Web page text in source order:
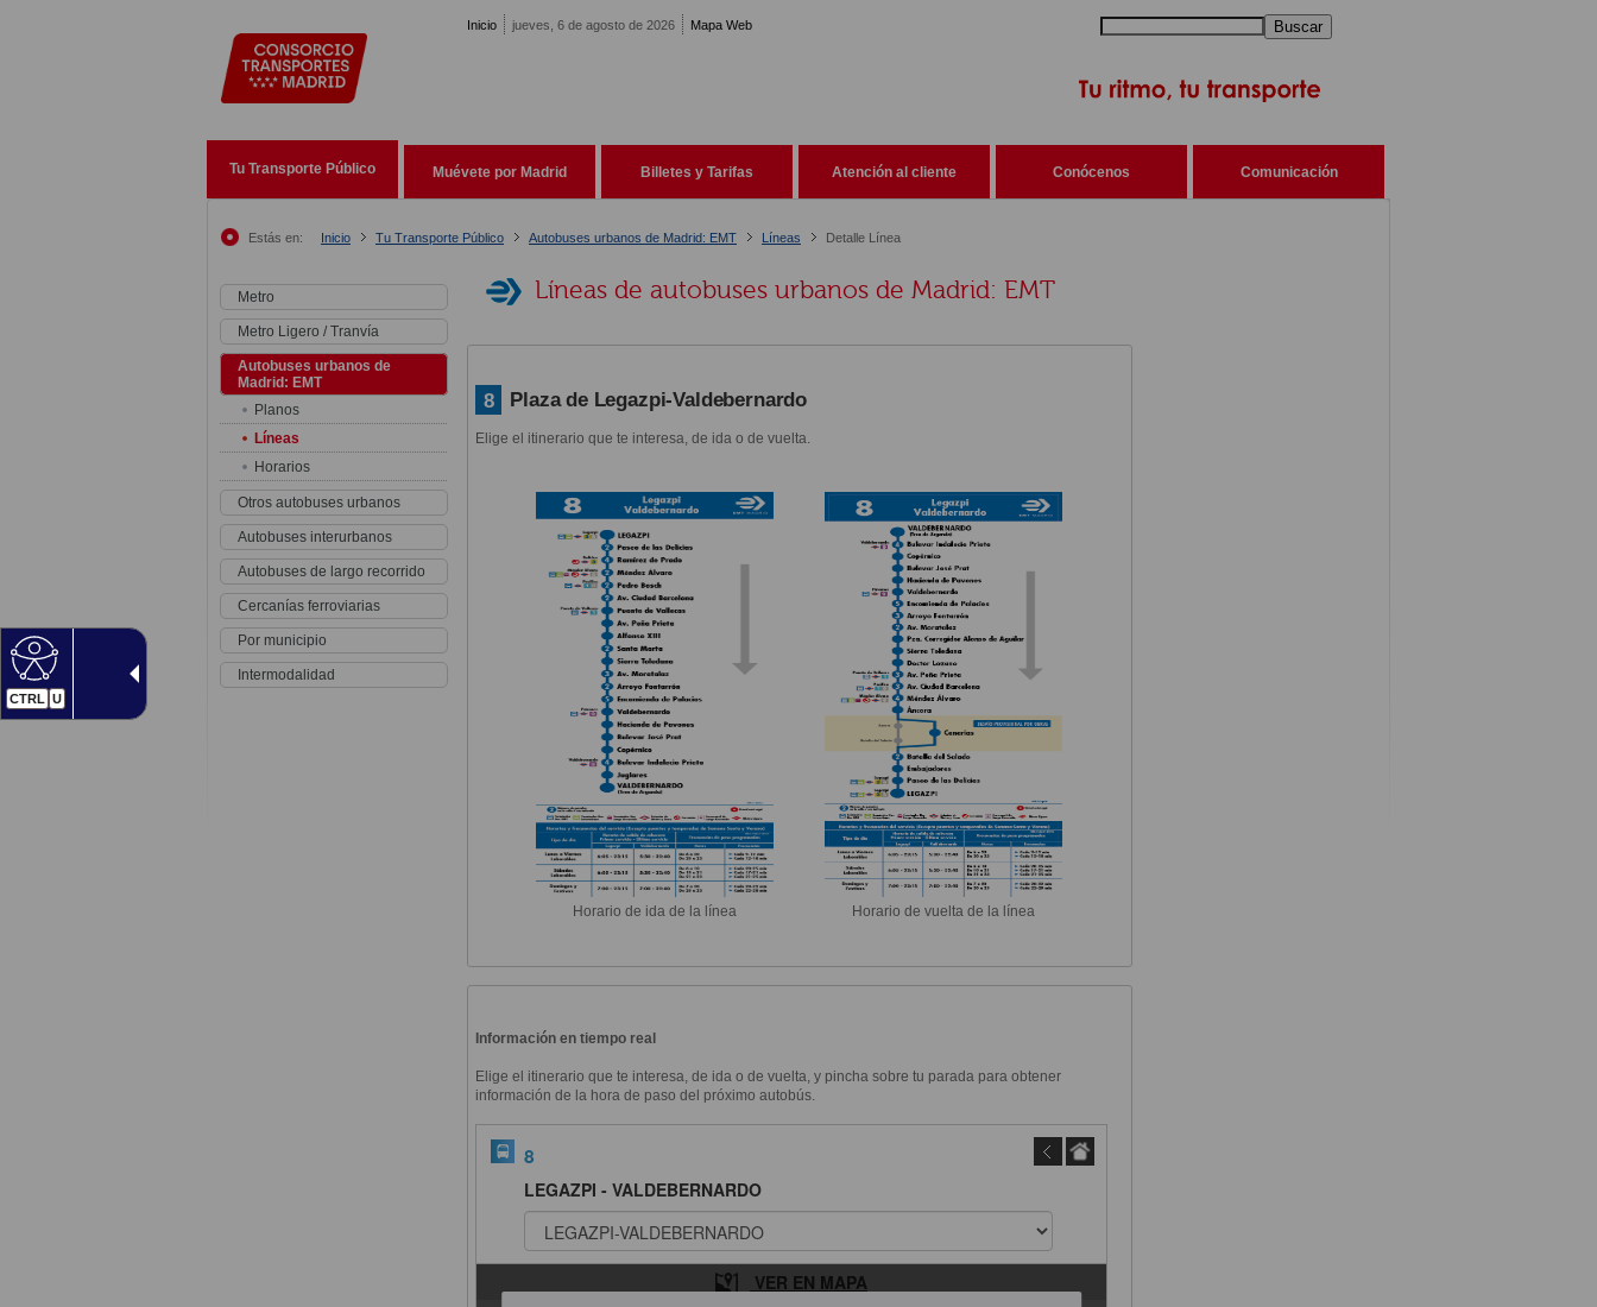
CTRL U
Inicio jueves, 6 de agosto de 2026 Mapa Web Buscar
Tu Transporte Público Muévete por Madrid Billetes y Tarifas Atención al cliente Conócenos Comunicación
Estás en: Inicio Tu Transporte Público Autobuses urbanos de Madrid: EMT Líneas Detalle Línea
Metro
Metro Ligero / Tranvía
Autobuses urbanos de
Madrid: EMT
Planos
Líneas
Horarios
Otros autobuses urbanos
Autobuses interurbanos
Autobuses de largo recorrido
Cercanías ferroviarias
Por municipio
Intermodalidad
Líneas de autobuses urbanos de Madrid: EMT
8 Plaza de Legazpi-Valdebernardo
Elige el itinerario que te interesa, de ida o de vuelta.
Horario de ida de la línea Horario de vuelta de la línea
Información en tiempo real
Elige el itinerario que te interesa, de ida o de vuelta, y pincha sobre tu parada para obtener
información de la hora de paso del próximo autobús.